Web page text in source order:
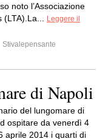
noto l’Associazione
(LTA).La...
Leggere il
Stivalepensante
di Napoli
del lungomare di
ospitare da venerdì 4
aprile 2014 i quarti di